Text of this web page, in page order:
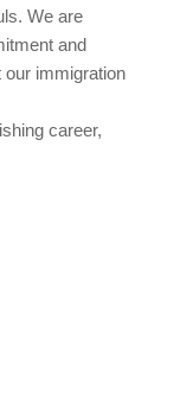
We are
and
our immigration
career,